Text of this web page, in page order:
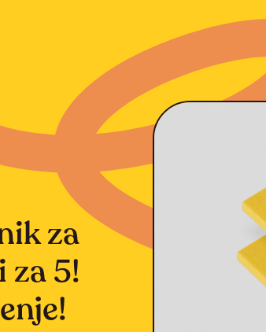
za
za 5!